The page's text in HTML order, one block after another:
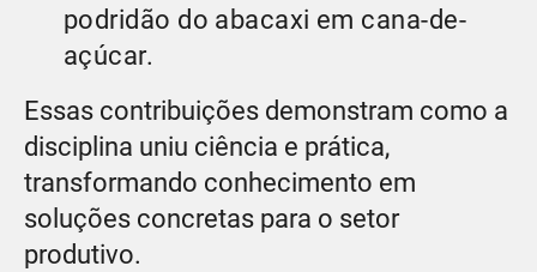
podridão do abacaxi em cana-de-
açúcar.
Essas contribuições demonstram como a
disciplina uniu ciência e prática,
transformando conhecimento em
soluções concretas para o setor
produtivo.